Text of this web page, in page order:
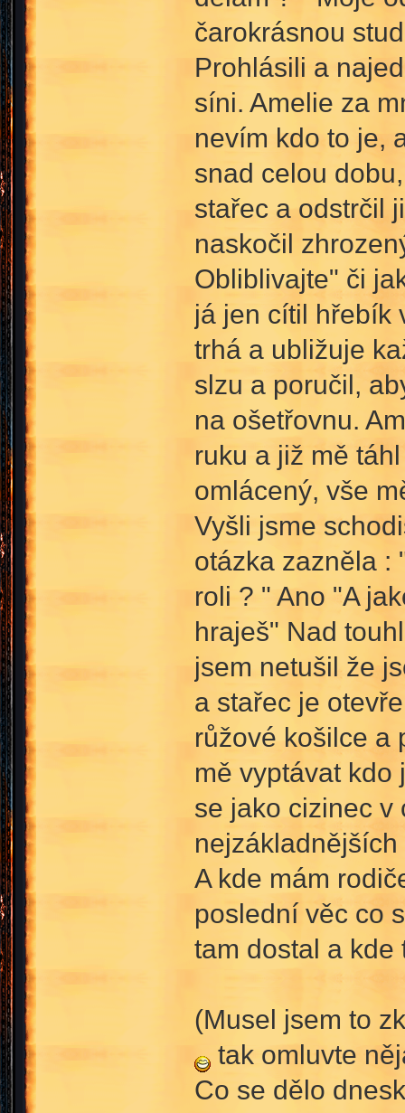
čarokrásnou
Prohlásili a
síni. Amelie za
nevím kdo to je,
snad celou
stařec a odstrčil
naskočil
Obliblivajte" či
já jen cítil hřebík
trhá a ubližuje
slzu a poručil,
na ošetřovnu.
ruku a již mě
omlácený, vše
Vyšli jsme
otázka zazněla :
roli ? " Ano "A
hraješ" Nad
jsem netušil že
a stařec je
růžové košilce a
mě vyptávat kdo
se jako cizinec v
A kde mám
poslední věc co
tam dostal a kde
(Musel jsem to
tak omluvte
Co se dělo